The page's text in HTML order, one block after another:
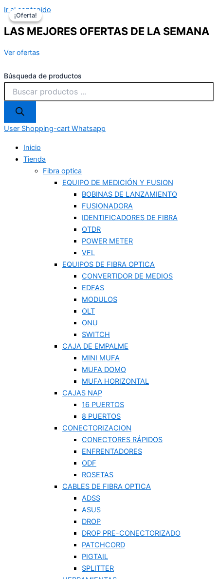
Ir al contenido
LAS MEJORES OFERTAS DE LA SEMANA
Ver ofertas
Búsqueda de productos
User Shopping-cart Whatsapp
Inicio
Tienda
Fibra optica
EQUIPO DE MEDICIÓN Y FUSION
BOBINAS DE LANZAMIENTO
FUSIONADORA
IDENTIFICADORES DE FIBRA
OTDR
POWER METER
VFL
EQUIPOS DE FIBRA OPTICA
CONVERTIDOR DE MEDIOS
EDFAS
MODULOS
OLT
ONU
SWITCH
CAJA DE EMPALME
MINI MUFA
MUFA DOMO
MUFA HORIZONTAL
CAJAS NAP
16 PUERTOS
8 PUERTOS
CONECTORIZACION
CONECTORES RÁPIDOS
ENFRENTADORES
ODF
ROSETAS
CABLES DE FIBRA OPTICA
ADSS
ASUS
DROP
DROP PRE-CONECTORIZADO
PATCHCORD
PIGTAIL
SPLITTER
¡Oferta!
¡Oferta!